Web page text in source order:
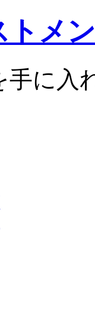
トメ
手に入